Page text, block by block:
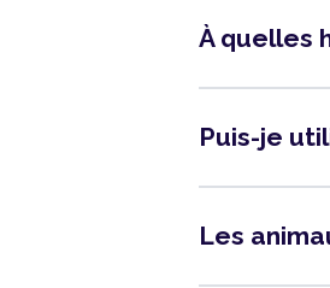
À quelles
Puis-je
Les